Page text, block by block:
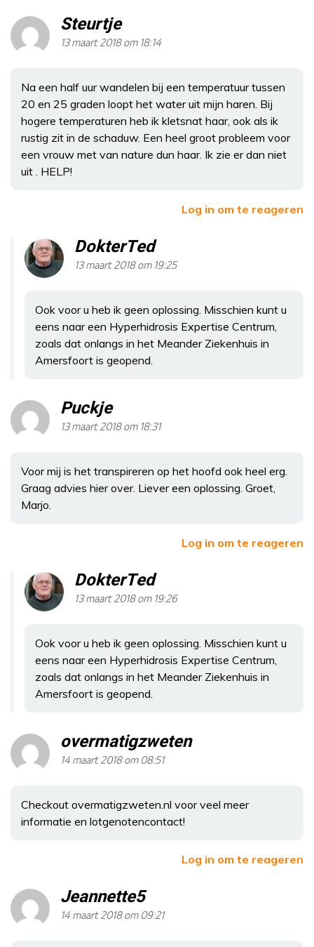
Steurtje
13 maart 2018 om 18:14
Na een half uur wandelen bij een temperatuur tussen
20 en 25 graden loopt het water uit mijn haren. Bij
hogere temperaturen heb ik kletsnat haar, ook als ik
rustig zit in de schaduw. Een heel groot probleem voor
een vrouw met van nature dun haar. Ik zie er dan niet
uit . HELP!
Log in om te reageren
DokterTed
13 maart 2018 om 19:25
Ook voor u heb ik geen oplossing. Misschien kunt u
eens naar een Hyperhidrosis Expertise Centrum,
zoals dat onlangs in het Meander Ziekenhuis in
Amersfoort is geopend.
Puckje
13 maart 2018 om 18:31
Voor mij is het transpireren op het hoofd ook heel erg.
Graag advies hier over. Liever een oplossing. Groet,
Marjo.
Log in om te reageren
DokterTed
13 maart 2018 om 19:26
Ook voor u heb ik geen oplossing. Misschien kunt u
eens naar een Hyperhidrosis Expertise Centrum,
zoals dat onlangs in het Meander Ziekenhuis in
Amersfoort is geopend.
overmatigzweten
14 maart 2018 om 08:51
Checkout overmatigzweten.nl voor veel meer
informatie en lotgenotencontact!
Log in om te reageren
Jeannette5
14 maart 2018 om 09:21